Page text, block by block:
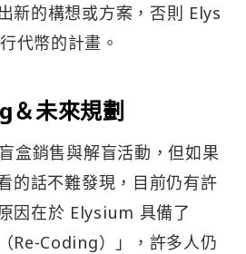
新的構想或方案，否則 Elys
代幣的計畫。
＆未來規劃
盒銷售與解盲活動，但如果
的話不難發現，目前仍有許
因在於 Elysium 具備了
Re-Coding）」，許多人仍